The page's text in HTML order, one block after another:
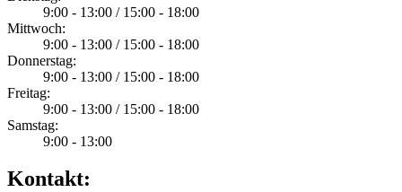
9:00 - 13:00 / 15:00 - 18:00
Mittwoch:
9:00 - 13:00 / 15:00 - 18:00
Donnerstag:
9:00 - 13:00 / 15:00 - 18:00
Freitag:
9:00 - 13:00 / 15:00 - 18:00
Samstag:
9:00 - 13:00
Kontakt: